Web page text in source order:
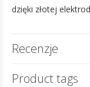
dzięki złotej
Recenzje
Product tags